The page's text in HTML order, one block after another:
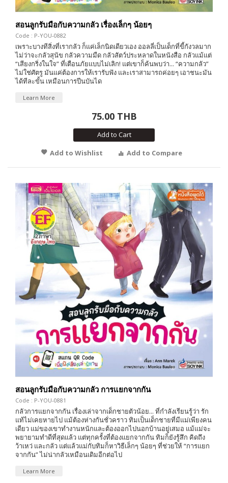
สอนลูกรับมือกับความกลัว เรื่องเล็กๆ น้อยๆ
Code : P-YOU-0882
เพราะบางทีสิ่งที่เรากลัว ก็แค่เล็กนิดเดียวเอง ออลลี่เป็นเด็กที่ขี้กังวลมาก
ไม่ว่าจะกลัวสุนัข กลัวความมืด กลัวสัตว์ประหลาดในหนังสือ กลัวแม้แต่
“เสียงกริ่งในใจ” ที่เตือนภัยแบบไม่เลิก! แต่เขาก็ค้นพบว่า... “ความกลัว”
ไม่ใช่ศัตรู มันแค่ต้องการให้เรารับฟัง และเราสามารถค่อยๆ เอาชนะมัน
ได้ทีละขั้น เหมือนการปีนบันได
Learn More
75.00 THB
Add to Cart
Add to Wishlist
Add to Compare
สอนลูกรับมือกับความกลัว การแยกจากกัน
Code : P-YOU-0881
กลัวการแยกจากกัน เรื่องเล่าจากเด็กชายตัวน้อย... ที่กำลังเรียนรู้ว่า รัก
แท้ไม่เคยหายไป แม้ต้องห่างกันชั่วคราว ทิมเป็นเด็กชายที่มีแม่เพียงคน
เดียว แม่ของเขาทำงานหนักและต้องออกไปนอกบ้านอยู่เสมอ แม้แม่จะ
พยายามทำดีที่สุดแล้ว แต่ทุกครั้งที่ต้องแยกจากกัน ทิมก็ยังรู้สึก คิดถึง
ว้าเหว่ และกลัว แต่แล้วแม่กับทิมก็หาวิธีเล็กๆ น้อยๆ ที่ช่วยให้ “การแยก
จากกัน” ไม่น่ากลัวเหมือนเดิมอีกต่อไป
Learn More